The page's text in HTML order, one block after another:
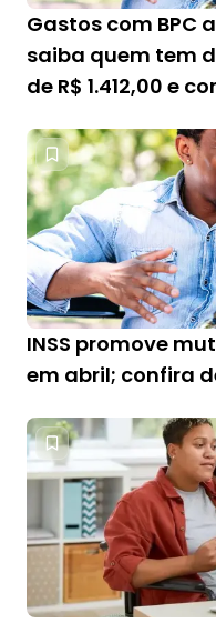
Gastos com BPC
saiba quem tem
de R$ 1.412,00 e
INSS promove
em abril; confira